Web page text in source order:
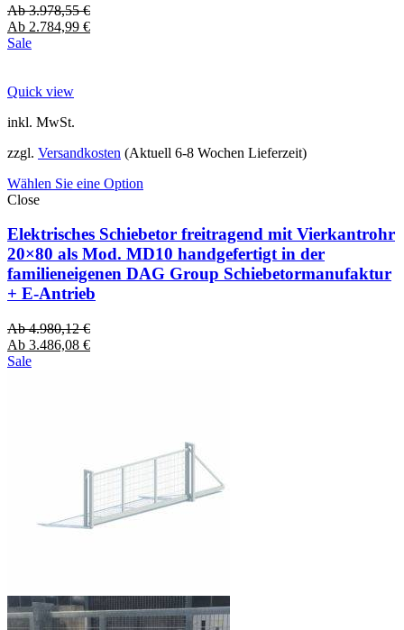
Ab3.978,55€
Ab 2.784,99 €
Sale
Quick view
inkl. MwSt.
zzgl. Versandkosten (Aktuell 6-8 Wochen Lieferzeit)
Wählen Sie eine Option
Close
Elektrisches Schiebetor freitragend mit Vierkantrohr
20×80 als Mod. MD10 handgefertigt in der
familieneigenen DAG Group Schiebetormanufaktur
+ E-Antrieb
Ab4.980,12€
Ab 3.486,08 €
Sale